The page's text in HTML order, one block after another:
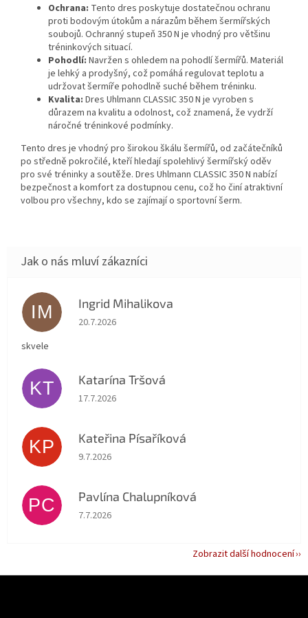
Ochrana: Tento dres poskytuje dostatečnou ochranu
proti bodovým útokům a nárazům během šermířských
soubojů. Ochranný stupeň 350 N je vhodný pro většinu
tréninkových situací.
Pohodlí: Navržen s ohledem na pohodlí šermířů. Materiál
je lehký a prodyšný, což pomáhá regulovat teplotu a
udržovat šermíře pohodlně suché během tréninku.
Kvalita: Dres Uhlmann CLASSIC 350 N je vyroben s
důrazem na kvalitu a odolnost, což znamená, že vydrží
náročné tréninkové podmínky.
Tento dres je vhodný pro širokou škálu šermířů, od začátečníků
po středně pokročilé, kteří hledají spolehlivý šermířský oděv
pro své tréninky a soutěže. Dres Uhlmann CLASSIC 350 N nabízí
bezpečnost a komfort za dostupnou cenu, což ho činí atraktivní
volbou pro všechny, kdo se zajímají o sportovní šerm.
IM Ingrid Mihalikova
Hodnocení obchodu je 5 z 5 hvězdiček.
20.7.2026
skvele
KT Katarína Tršová
Hodnocení obchodu je 5 z 5 hvězdiček.
17.7.2026
KP Kateřina Písaříková
Hodnocení obchodu je 5 z 5 hvězdiček.
9.7.2026
PC Pavlína Chalupníková
Hodnocení obchodu je 5 z 5 hvězdiček.
7.7.2026
Zobrazit další hodnocení